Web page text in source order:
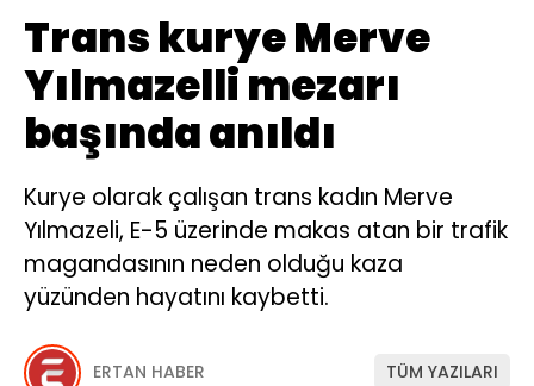
Trans kurye Merve
Yılmazelli mezarı
başında anıldı
Kurye olarak çalışan trans kadın Merve
Yılmazeli, E-5 üzerinde makas atan bir trafik
magandasının neden olduğu kaza
yüzünden hayatını kaybetti.
ERTAN HABER TÜM YAZILARI